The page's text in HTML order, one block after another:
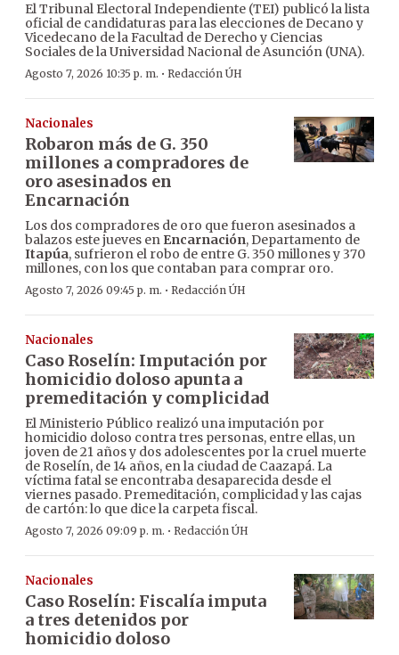
El Tribunal Electoral Independiente (TEI) publicó la lista
oficial de candidaturas para las elecciones de Decano y
Vicedecano de la Facultad de Derecho y Ciencias
Sociales de la Universidad Nacional de Asunción (UNA).
Agosto 7, 2026 10:35 p. m. · Redacción ÚH
Nacionales
Robaron más de G. 350
millones a compradores de
oro asesinados en
Encarnación
Los dos compradores de oro que fueron asesinados a
balazos este jueves en Encarnación, Departamento de
Itapúa, sufrieron el robo de entre G. 350 millones y 370
millones, con los que contaban para comprar oro.
Agosto 7, 2026 09:45 p. m. · Redacción ÚH
Nacionales
Caso Roselín: Imputación por
homicidio doloso apunta a
premeditación y complicidad
El Ministerio Público realizó una imputación por
homicidio doloso contra tres personas, entre ellas, un
joven de 21 años y dos adolescentes por la cruel muerte
de Roselín, de 14 años, en la ciudad de Caazapá. La
víctima fatal se encontraba desaparecida desde el
viernes pasado. Premeditación, complicidad y las cajas
de cartón: lo que dice la carpeta fiscal.
Agosto 7, 2026 09:09 p. m. · Redacción ÚH
Nacionales
Caso Roselín: Fiscalía imputa
a tres detenidos por
homicidio doloso